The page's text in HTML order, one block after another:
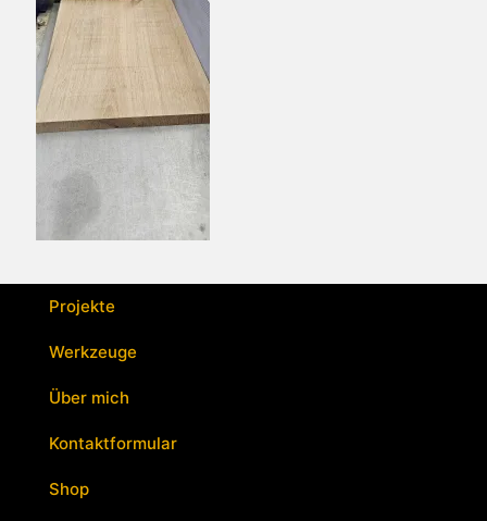
Projekte
Werkzeuge
Über mich
Kontaktformular
Shop